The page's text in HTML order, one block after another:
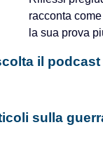
racconta
la sua prova
il podcast
sulla